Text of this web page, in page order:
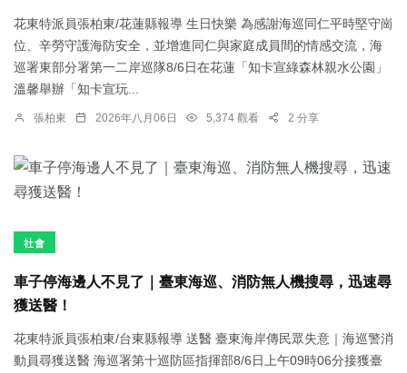
花東特派員張柏東/花蓮縣報導 生日快樂 為感謝海巡同仁平時堅守崗
位、辛勞守護海防安全，並增進同仁與家庭成員間的情感交流，海
巡署東部分署第一二岸巡隊8/6日在花蓮「知卡宣綠森林親水公園」
溫馨舉辦「知卡宣玩...
張柏東 2026年八月06日 5,374 觀看 2 分享
社會
車子停海邊人不見了｜臺東海巡、消防無人機搜尋，迅速尋
獲送醫！
花東特派員張柏東/台東縣報導 送醫 臺東海岸傳民眾失意｜海巡警消
動員尋獲送醫 海巡署第十巡防區指揮部8/6日上午09時06分接獲臺